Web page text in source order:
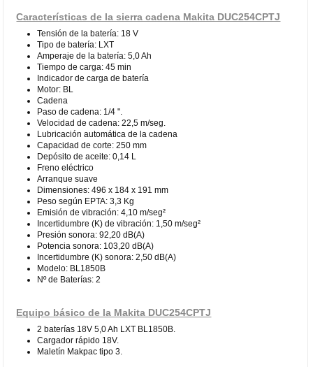
Características de la sierra cadena Makita DUC254CPTJ
Tensión de la batería: 18 V
Tipo de batería: LXT
Amperaje de la batería: 5,0 Ah
Tiempo de carga: 45 min
Indicador de carga de batería
Motor: BL
Cadena
Paso de cadena: 1/4 ".
Velocidad de cadena: 22,5 m/seg.
Lubricación automática de la cadena
Capacidad de corte: 250 mm
Depósito de aceite: 0,14 L
Freno eléctrico
Arranque suave
Dimensiones: 496 x 184 x 191 mm
Peso según EPTA: 3,3 Kg
Emisión de vibración: 4,10 m/seg²
Incertidumbre (K) de vibración: 1,50 m/seg²
Presión sonora: 92,20 dB(A)
Potencia sonora: 103,20 dB(A)
Incertidumbre (K) sonora: 2,50 dB(A)
Modelo: BL1850B
Nº de Baterías: 2
Equipo básico de la Makita DUC254CPTJ
2 baterías 18V 5,0 Ah LXT BL1850B.
Cargador rápido 18V.
Maletín Makpac tipo 3.